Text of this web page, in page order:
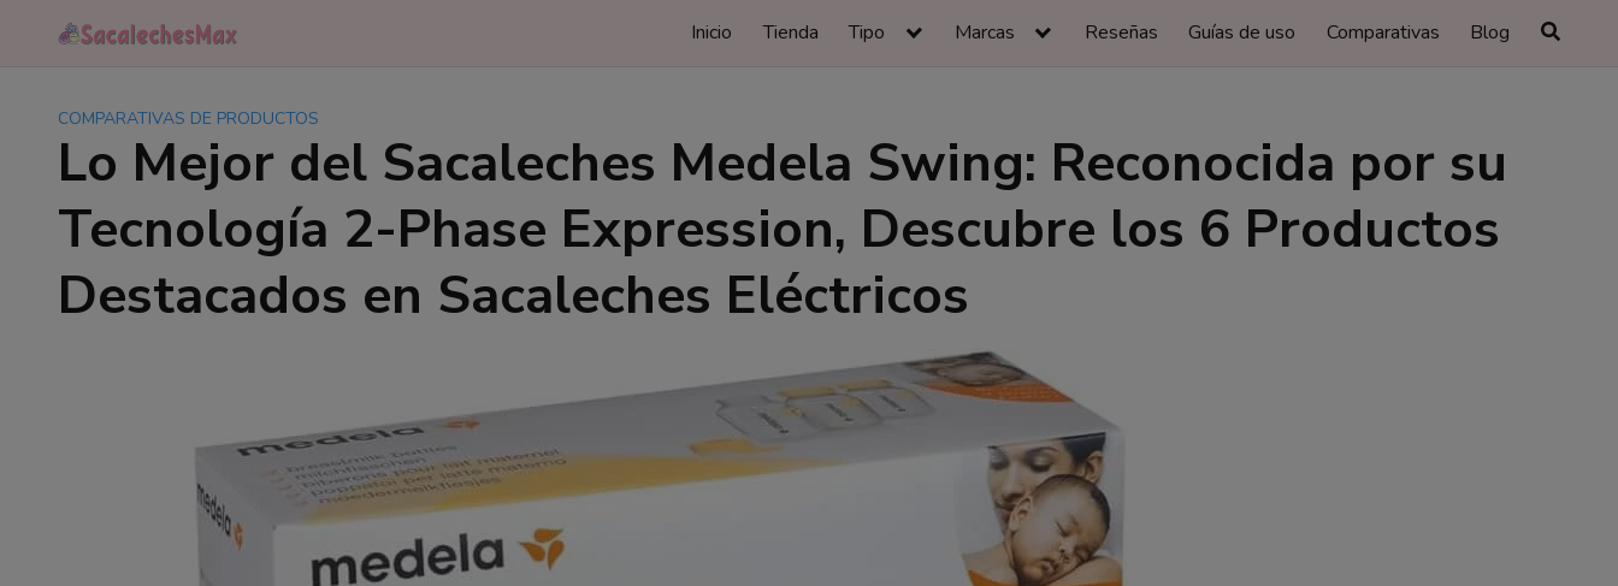
Inicio Tienda Tipo Marcas Reseñas Guías de uso Comparativas Blog
COMPARATIVAS DE PRODUCTOS
Lo Mejor del Sacaleches Medela Swing: Reconocida por su
Tecnología 2-Phase Expression, Descubre los 6 Productos
Destacados en Sacaleches Eléctricos